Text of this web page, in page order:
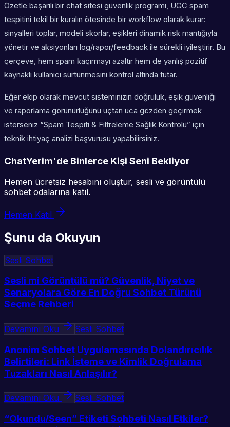
Özetle başarılı bir chat sitesi güvenlik programı, UGC spam
tespitini tekil bir kuralın ötesinde bir workflow olarak kurar:
sinyalleri toplar, modeli skorlar, eşikleri dinamik risk mantığıyla
yönetir ve aksiyonları log/rapor/feedback ile sürekli iyileştirir. Bu
çerçeve, hem spam kaçırmayı azaltır hem de yanlış pozitif
kaynaklı kullanıcı sürtünmesini kontrol altında tutar.
Eğer ekip olarak mevcut sisteminizin doğruluk, eşik güvenliği
ve raporlama görünürlüğünü uçtan uca gözden geçirmek
isterseniz “Spam Tespiti & Filtreleme Sağlık Kontrolü” için
teknik ihtiyaç analizi başvurusu yapabilirsiniz.
ChatYerim'de Binlerce Kişi Seni Bekliyor
Hemen ücretsiz hesabını oluştur, sesli ve görüntülü
sohbet odalarına katıl.
Hemen Katıl
Şunu da Okuyun
Sesli Sohbet
Sesli mi Görüntülü mü? Güvenlik, Niyet ve
Senaryolara Göre En Doğru Sohbet Türünü
Seçme Rehberi
Devamını Oku Sesli Sohbet
Anonim Sohbet Uygulamasında Dolandırıcılık
Belirtileri: Link İsteme ve Kimlik Doğrulama
Tuzakları Nasıl Anlaşılır?
Devamını Oku Sesli Sohbet
“Okundu/Seen” Etiketi Sohbeti Nasıl Etkiler?